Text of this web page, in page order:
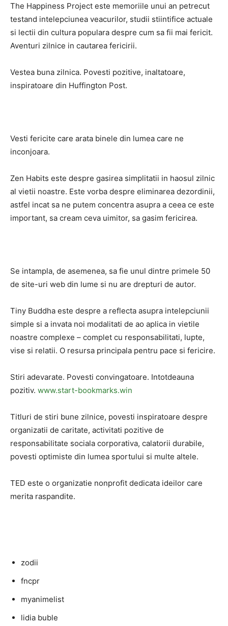
The Happiness Project este memoriile unui an petrecut
testand intelepciunea veacurilor, studii stiintifice actuale
si lectii din cultura populara despre cum sa fii mai fericit.
Aventuri zilnice in cautarea fericirii.
Vestea buna zilnica. Povesti pozitive, inaltatoare,
inspiratoare din Huffington Post.
Vesti fericite care arata binele din lumea care ne
inconjoara.
Zen Habits este despre gasirea simplitatii in haosul zilnic
al vietii noastre. Este vorba despre eliminarea dezordinii,
astfel incat sa ne putem concentra asupra a ceea ce este
important, sa cream ceva uimitor, sa gasim fericirea.
Se intampla, de asemenea, sa fie unul dintre primele 50
de site-uri web din lume si nu are drepturi de autor.
Tiny Buddha este despre a reflecta asupra intelepciunii
simple si a invata noi modalitati de ao aplica in vietile
noastre complexe – complet cu responsabilitati, lupte,
vise si relatii. O resursa principala pentru pace si fericire.
Stiri adevarate. Povesti convingatoare. Intotdeauna
pozitiv. www.start-bookmarks.win
Titluri de stiri bune zilnice, povesti inspiratoare despre
organizatii de caritate, activitati pozitive de
responsabilitate sociala corporativa, calatorii durabile,
povesti optimiste din lumea sportului si multe altele.
TED este o organizatie nonprofit dedicata ideilor care
merita raspandite.
zodii
fncpr
myanimelist
lidia buble